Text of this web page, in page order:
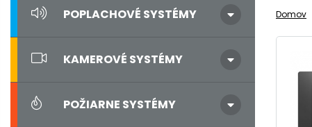
POPLACHOVÉ SYSTÉMY
KAMEROVÉ SYSTÉMY
POŽIARNE SYSTÉMY
Domov